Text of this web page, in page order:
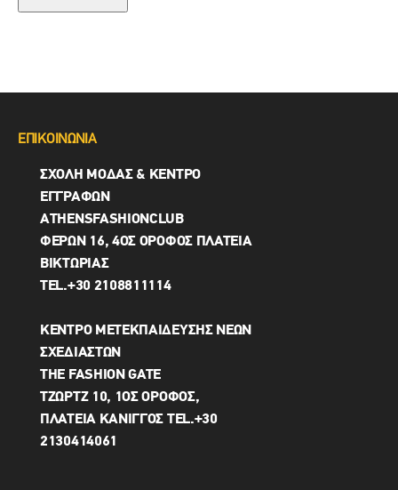
ΕΠΙΚΟΙΝΩΝΙΑ
ΣΧΟΛΗ ΜΟΔΑΣ & ΚΈΝΤΡΟ
ΕΓΓΡΑΦΩΝ
ΑTHENSFASHIONCLUB
ΦΕΡΏΝ 16, 4ΟΣ ΟΡΟΦΟΣ ΠΛΑΤΕΙΑ
ΒΙΚΤΩΡΊΑΣ
TEL.+30 2108811114
ΚΕΝΤΡΟ ΜΕΤΕΚΠΑΙΔΕΥΣΗΣ ΝΕΩΝ
ΣΧΕΔΙΑΣΤΩΝ
THE FASHION GATE
ΤΖΩΡΤΖ 10, 1ΟΣ ΌΡΟΦΟΣ,
ΠΛΑΤΕΙΑ ΚΑΝΙΓΓΟΣ TEL.+30
2130414061